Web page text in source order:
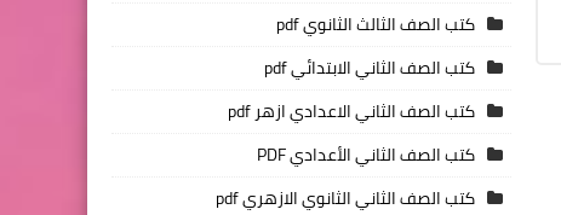
كتب الصف الثالث الثانوي pdf
كتب الصف الثاني الابتدائي pdf
كتب الصف الثاني الاعدادي ازهر pdf
كتب الصف الثاني الأعدادي PDF
كتب الصف الثاني الثانوي الازهري pdf